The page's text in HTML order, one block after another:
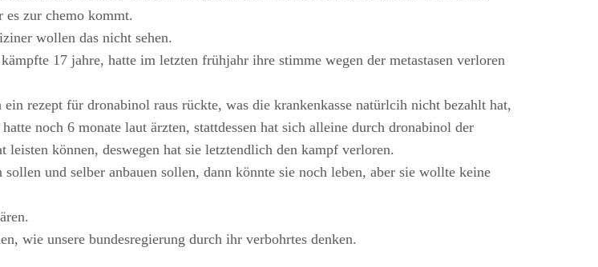
es zur chemo kommt.
wollen das nicht sehen.
17 jahre, hatte im letzten frühjahr ihre stimme wegen der metastasen verloren
rezept für dronabinol raus rückte, was die krankenkasse natürlcih nicht bezahlt hat,
noch 6 monate laut ärzten, stattdessen hat sich alleine durch dronabinol der
können, deswegen hat sie letztendlich den kampf verloren.
und selber anbauen sollen, dann könnte sie noch leben, aber sie wollte keine
wie unsere bundesregierung durch ihr verbohrtes denken.